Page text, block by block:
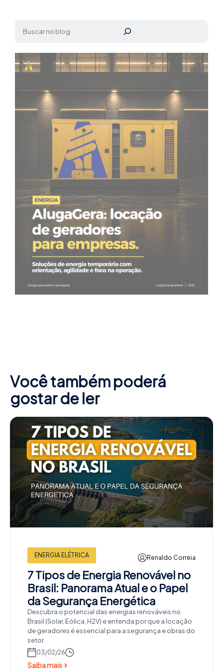
Você também poderá
gostar de ler
ENERGIA ELÉTRICA Renaldo Correia
7 Tipos de Energia Renovável no
Brasil: Panorama Atual e o Papel
da Segurança Energética
Descubra o potencial das energias renováveis no
Brasil (Solar, Eólica, H2V) e entenda por que a locação
de geradores é essencial para a segurança e obras do
setor.
03/02/26
Saiba mais